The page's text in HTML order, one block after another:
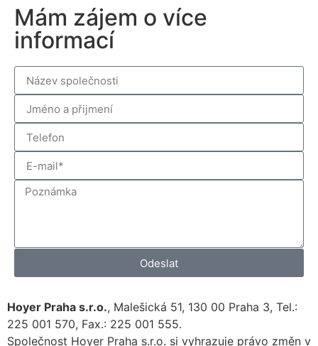
Mám zájem o více
informací
Odeslat
Hoyer Praha s.r.o., Malešická 51, 130 00 Praha 3, Tel.:
225 001 570, Fax.: 225 001 555.
Společnost Hoyer Praha s.r.o. si vyhrazuje právo změn v